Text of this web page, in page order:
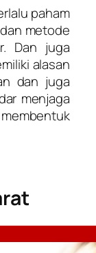
paham
metode
Dan juga
alasan
dan juga
menjaga